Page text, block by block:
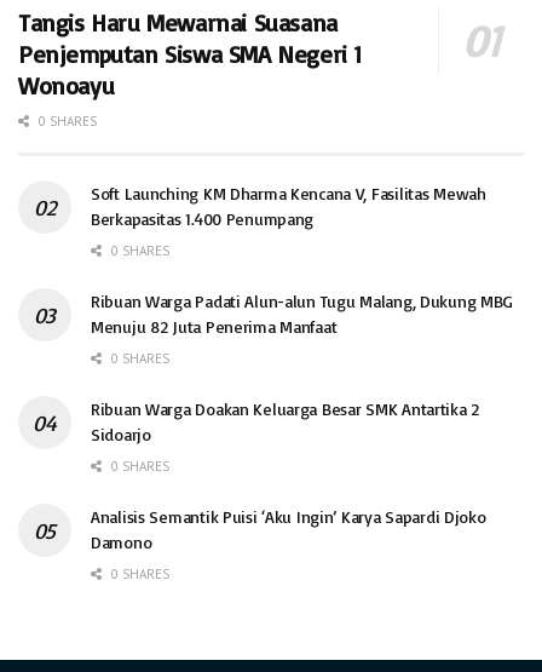
Tangis Haru Mewarnai Suasana
Penjemputan Siswa SMA Negeri 1
Wonoayu
0 SHARES
Soft Launching KM Dharma Kencana V, Fasilitas Mewah
Berkapasitas 1.400 Penumpang
0 SHARES
Ribuan Warga Padati Alun-alun Tugu Malang, Dukung MBG
Menuju 82 Juta Penerima Manfaat
0 SHARES
Ribuan Warga Doakan Keluarga Besar SMK Antartika 2
Sidoarjo
0 SHARES
Analisis Semantik Puisi ‘Aku Ingin’ Karya Sapardi Djoko
Damono
0 SHARES